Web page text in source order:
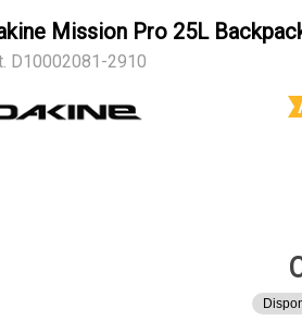
Mission Pro 25L
D10002081-2910